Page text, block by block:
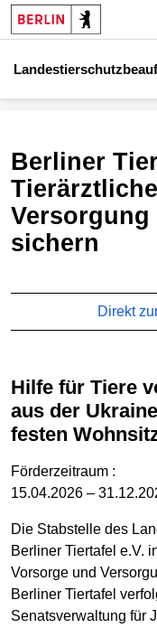
Berliner Tiertafel e.V. -
Versorgung
sichern
Direkt
Hilfe für Tiere von bedürftigen Menschen
aus der
festen
Förderzeitraum :
15.04.2026 –
Die Stabstelle des
Berliner Tiertafel e.V.
Vorsorge und
Berliner Tiertafel
Senatsverwaltung für